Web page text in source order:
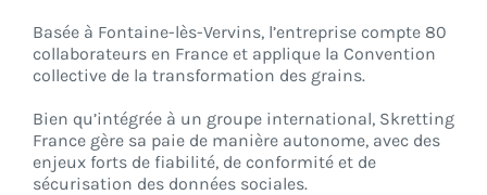
Basée à Fontaine-lès-Vervins, l’entreprise compte 80
collaborateurs en France et applique la Convention
collective de la transformation des grains.
Bien qu’intégrée à un groupe international, Skretting
France gère sa paie de manière autonome, avec des
enjeux forts de fiabilité, de conformité et de
sécurisation des données sociales.